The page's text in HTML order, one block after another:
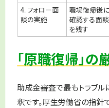
4. フォロー面
談の実施
職場復帰後
確認する面
を残す
「原職復帰」
助成金審査で最もトラブル
釈です。厚生労働省の指針